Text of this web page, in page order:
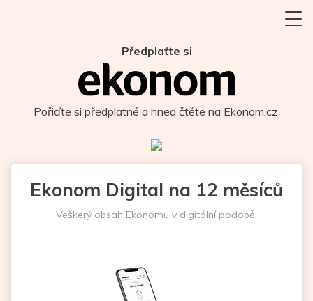
Předplaťte si
Pořiďte si předplatné a hned čtěte na Ekonom.cz.
Ekonom Digital na 12 měsíců
Veškerý obsah Ekonomu v digitální podobě.